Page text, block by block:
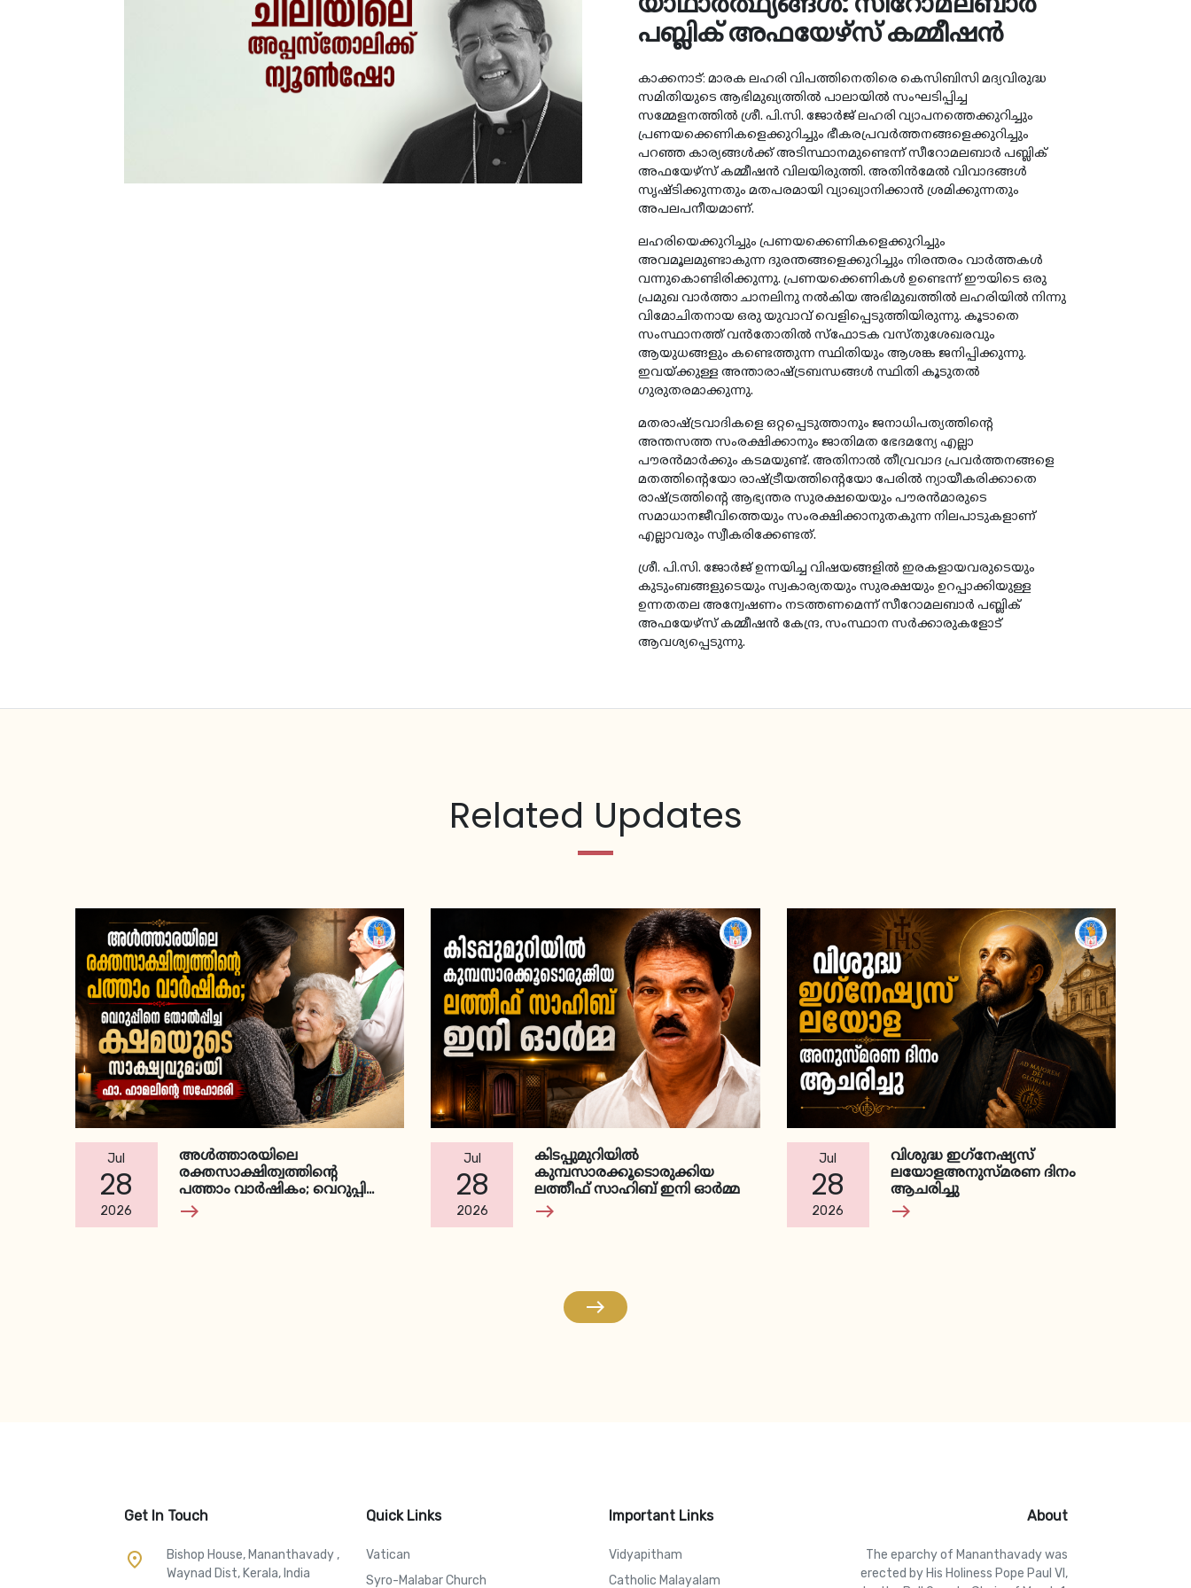
പബ്ലിക് അഫയേഴ്സ് കമ്മീഷൻ
കാക്കനാട്: മാരക ലഹരി വിപത്തിനെതിരെ കെസിബിസി മദ്യവിരുദ്ധ
സമിതിയുടെ ആഭിമുഖ്യത്തിൽ പാലായിൽ സംഘടിപ്പിച്ച
സമ്മേളനത്തിൽ ശ്രീ. പി.സി. ജോർജ് ലഹരി വ്യാപനത്തെക്കുറിച്ചും
പ്രണയക്കെണികളെക്കുറിച്ചും ഭീകരപ്രവർത്തനങ്ങളെക്കുറിച്ചും
പറഞ്ഞ കാര്യങ്ങൾക്ക് അടിസ്ഥാനമുണ്ടെന്ന് സീറോമലബാർ പബ്ലിക്
അഫയേഴ്സ് കമ്മീഷൻ വിലയിരുത്തി. അതിൻമേൽ വിവാദങ്ങൾ
സൃഷ്ടിക്കുന്നതും മതപരമായി വ്യാഖ്യാനിക്കാൻ ശ്രമിക്കുന്നതും
അപലപനീയമാണ്.
ലഹരിയെക്കുറിച്ചും പ്രണയക്കെണികളെക്കുറിച്ചും
അവമൂലമുണ്ടാകുന്ന ദുരന്തങ്ങളെക്കുറിച്ചും നിരന്തരം വാർത്തകൾ
വന്നുകൊണ്ടിരിക്കുന്നു. പ്രണയക്കെണികൾ ഉണ്ടെന്ന് ഈയിടെ ഒരു
പ്രമുഖ വാർത്താ ചാനലിനു നൽകിയ അഭിമുഖത്തിൽ ലഹരിയിൽ നിന്നു
വിമോചിതനായ ഒരു യുവാവ് വെളിപ്പെടുത്തിയിരുന്നു. കൂടാതെ
സംസ്ഥാനത്ത് വൻതോതിൽ സ്ഫോടക വസ്തുശേഖരവും
ആയുധങ്ങളും കണ്ടെത്തുന്ന സ്ഥിതിയും ആശങ്ക ജനിപ്പിക്കുന്നു.
ഇവയ്ക്കുള്ള അന്താരാഷ്ട്രബന്ധങ്ങൾ സ്ഥിതി കൂടുതൽ
ഗുരുതരമാക്കുന്നു.
മതരാഷ്ട്രവാദികളെ ഒറ്റപ്പെടുത്താനും ജനാധിപത്യത്തിൻ്റെ
അന്തസത്ത സംരക്ഷിക്കാനും ജാതിമത ഭേദമന്യേ എല്ലാ
പൗരൻമാർക്കും കടമയുണ്ട്. അതിനാൽ തീവ്രവാദ പ്രവർത്തനങ്ങളെ
മതത്തിൻ്റെയോ രാഷ്ട്രീയത്തിൻ്റെയോ പേരിൽ ന്യായീകരിക്കാതെ
രാഷ്ട്രത്തിൻ്റെ ആഭ്യന്തര സുരക്ഷയെയും പൗരൻമാരുടെ
സമാധാനജീവിത്തെയും സംരക്ഷിക്കാനുതകുന്ന നിലപാടുകളാണ്
എല്ലാവരും സ്വീകരിക്കേണ്ടത്.
ശ്രീ. പി.സി. ജോർജ് ഉന്നയിച്ച വിഷയങ്ങളിൽ ഇരകളായവരുടെയും
കുടുംബങ്ങളുടെയും സ്വകാര്യതയും സുരക്ഷയും ഉറപ്പാക്കിയുള്ള
ഉന്നതതല അന്വേഷണം നടത്തണമെന്ന്സീറോമലബാർ പബ്ലിക്
അഫയേഴ്സ് കമ്മീഷൻ കേന്ദ്ര, സംസ്ഥാന സർക്കാരുകളോട്
ആവശ്യപ്പെടുന്നു.
Related Updates
Jul
28
2026
അള്‍ത്താരയിലെ
രക്തസാക്ഷിത്വത്തിന്റെ
പത്താം വാര്‍ഷികം; വെറുപ്പിനെ
തോല്‍പ്പിച്ച ക്ഷമയുടെ
സാക്ഷ്യവുമായി ഫാ.
east
Jul
28
2026
കിടപ്പുമുറിയില്‍
കുമ്പസാരക്കൂടൊരുക്കിയ
ലത്തീഫ് സാഹിബ് ഇനി ഓര്‍മ്മ
east
Jul
28
2026
വിശുദ്ധ ഇഗ്‌നേഷ്യസ്
ലയോളഅനുസ്മരണ ദിനം
ആചരിച്ചു
east
east
Get In Touch
place
Bishop House, Mananthavady ,
Waynad Dist, Kerala, India
Quick Links
Vatican
Syro-Malabar Church
Important Links
Vidyapitham
Catholic Malayalam
About
The eparchy of Mananthavady was
erected by His Holiness Pope Paul VI,